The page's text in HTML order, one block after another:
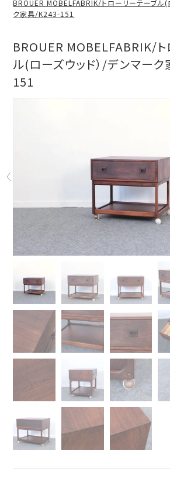
BROUER MOBELFABRIK/トローリーテーブル(
ク家具/K243-151
BROUER MOBELFABRIK/ト
ル(ローズウッド）/デンマー
151